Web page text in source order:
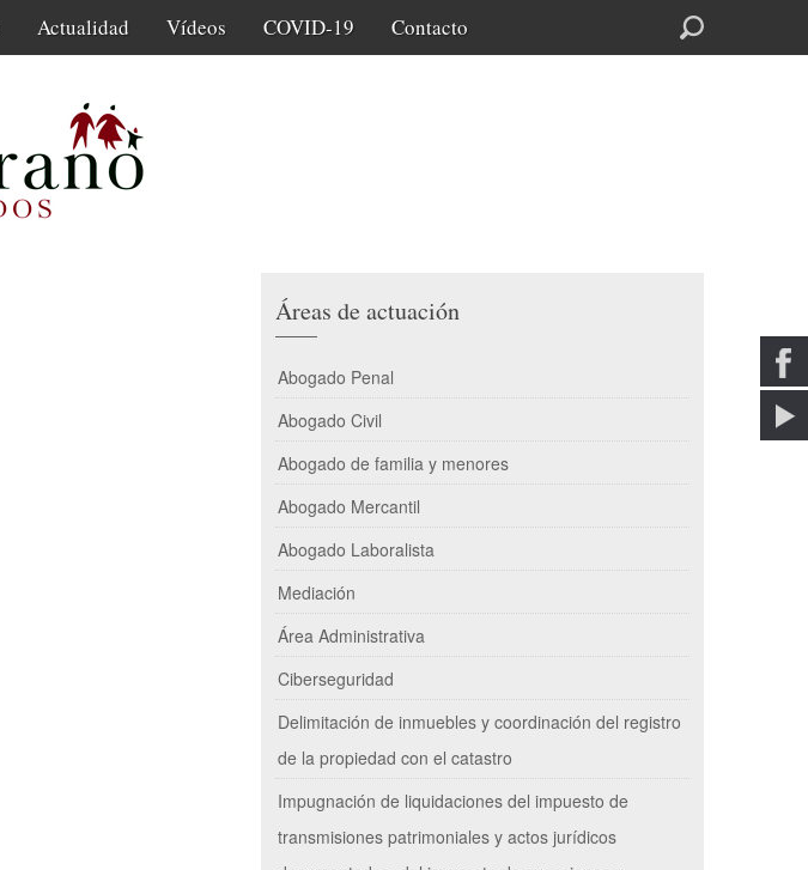
Actualidad Vídeos COVID-19 Contacto
Áreas de actuación
Abogado Penal
Abogado Civil
Abogado de familia y menores
Abogado Mercantil
Abogado Laboralista
Mediación
Área Administrativa
Ciberseguridad
Delimitación de inmuebles y coordinación del registro
de la propiedad con el catastro
Impugnación de liquidaciones del impuesto de
transmisiones patrimoniales y actos jurídicos